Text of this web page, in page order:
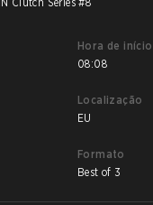
Hora de início
08:08
Localização
EU
Formato
Best of 3